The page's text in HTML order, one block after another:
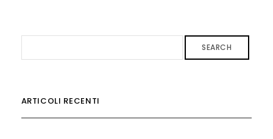
SEARCH
ARTICOLI RECENTI